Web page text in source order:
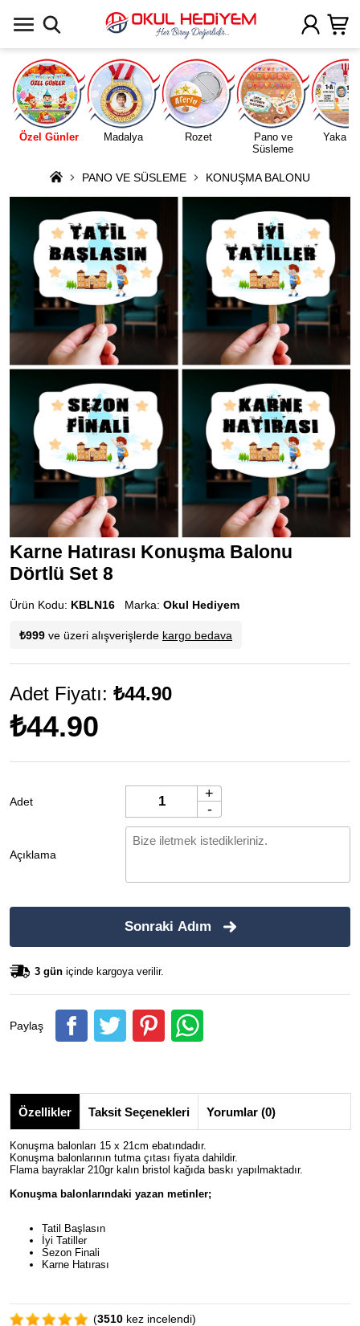
Özel Günler Madalya Rozet
Pano ve
Süsleme
Yaka
PANO VE SÜSLEME KONUŞMA BALONU
Karne Hatırası Konuşma Balonu
Dörtlü Set 8
Ürün Kodu: KBLN16 Marka: Okul Hediyem
₺999 ve üzeri alışverişlerde kargo bedava
Adet Fiyatı: ₺44.90
₺44.90
Adet
+
-
Açıklama
Sonraki Adım
3 gün içinde kargoya verilir.
Paylaş
Özellikler Taksit Seçenekleri Yorumlar (0)
Konuşma balonları 15 x 21cm ebatındadır.
Konuşma balonlarının tutma çıtası fiyata dahildir.
Flama bayraklar 210gr kalın bristol kağıda baskı yapılmaktadır.
Konuşma balonlarındaki yazan metinler;
Tatil Başlasın
İyi Tatiller
Sezon Finali
Karne Hatırası
(3510 kez incelendi)
Uygulamada Aç